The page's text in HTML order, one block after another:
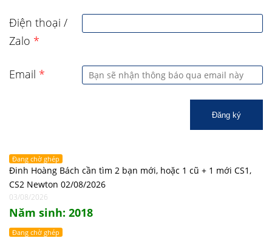
Điện thoại /
Zalo *
Email *
Đăng ký
Đang chờ ghép
Đinh Hoàng Bách cần tìm 2 bạn mới, hoặc 1 cũ + 1 mới CS1,
CS2 Newton 02/08/2026
03/08/2026
Năm sinh: 2018
Đang chờ ghép